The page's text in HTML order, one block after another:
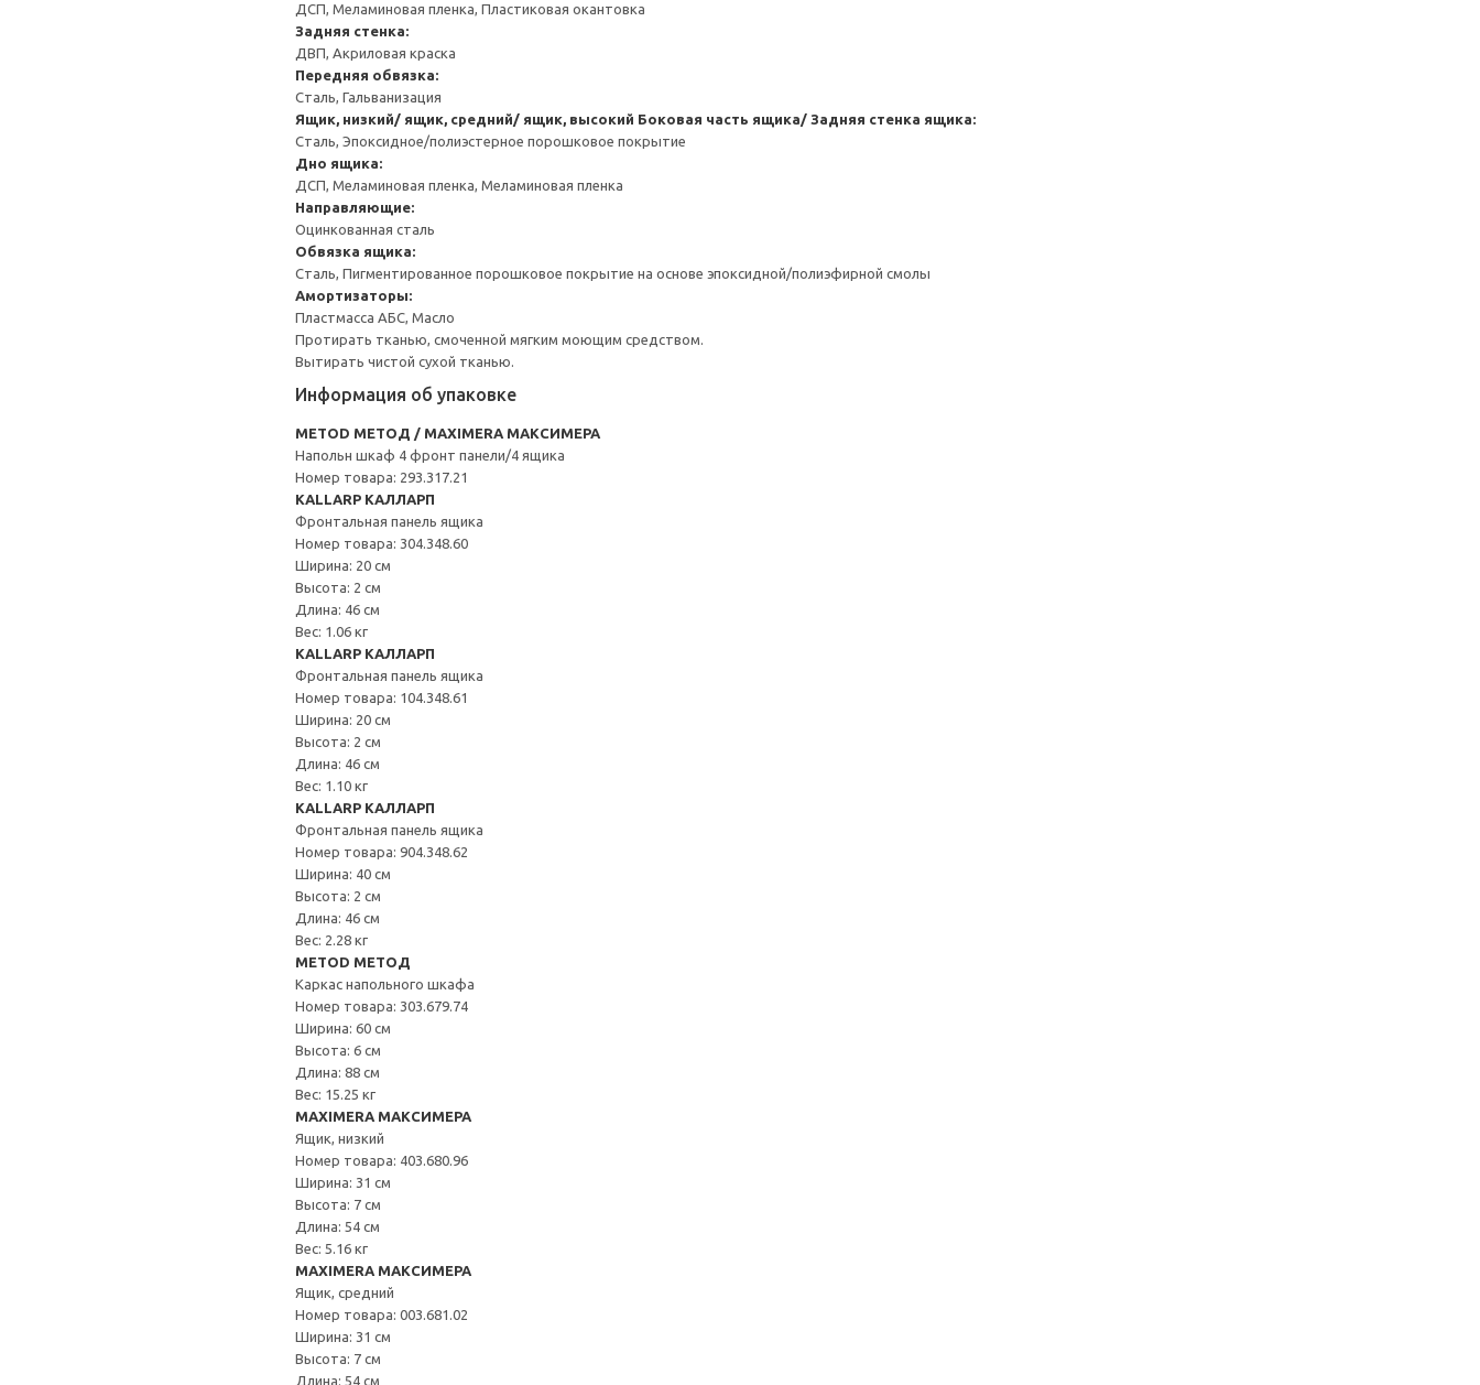
ДСП, Меламиновая пленка, Пластиковая окантовка
Задняя стенка:
ДВП, Акриловая краска
Передняя обвязка:
Сталь, Гальванизация
Ящик, низкий/ ящик, средний/ ящик, высокий Боковая часть ящика/ Задняя стенка ящика:
Сталь, Эпоксидное/полиэстерное порошковое покрытие
Дно ящика:
ДСП, Меламиновая пленка, Меламиновая пленка
Направляющие:
Оцинкованная сталь
Обвязка ящика:
Сталь, Пигментированное порошковое покрытие на основе эпоксидной/полиэфирной смолы
Амортизаторы:
Пластмасса АБС, Масло
Протирать тканью, смоченной мягким моющим средством.
Вытирать чистой сухой тканью.
Информация об упаковке
METOD МЕТОД / MAXIMERA МАКСИМЕРА
Напольн шкаф 4 фронт панели/4 ящика
Номер товара: 293.317.21
KALLARP КАЛЛАРП
Фронтальная панель ящика
Номер товара: 304.348.60
Ширина: 20 см
Высота: 2 см
Длина: 46 см
Вес: 1.06 кг
KALLARP КАЛЛАРП
Фронтальная панель ящика
Номер товара: 104.348.61
Ширина: 20 см
Высота: 2 см
Длина: 46 см
Вес: 1.10 кг
KALLARP КАЛЛАРП
Фронтальная панель ящика
Номер товара: 904.348.62
Ширина: 40 см
Высота: 2 см
Длина: 46 см
Вес: 2.28 кг
METOD МЕТОД
Каркас напольного шкафа
Номер товара: 303.679.74
Ширина: 60 см
Высота: 6 см
Длина: 88 см
Вес: 15.25 кг
MAXIMERA МАКСИМЕРА
Ящик, низкий
Номер товара: 403.680.96
Ширина: 31 см
Высота: 7 см
Длина: 54 см
Вес: 5.16 кг
MAXIMERA МАКСИМЕРА
Ящик, средний
Номер товара: 003.681.02
Ширина: 31 см
Высота: 7 см
Длина: 54 см